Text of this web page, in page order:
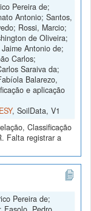
Pereira de;
Antonio; Santos,
Rossi, Marcio;
de Oliveira;
Antonio de;
Carlos;
Saraiva da;
Balarezo,
e aplicação
, SoilData, V1
Classificação
Falta registrar a
Pereira de;